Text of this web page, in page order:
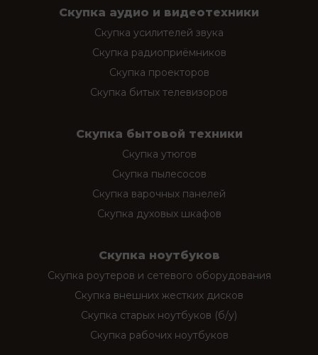
Скупка аудио и видеотехники
Скупка усилителей звука
Скупка радиоприёмников
Скупка проекторов
Скупка битых телевизоров
Скупка бытовой техники
Скупка утюгов
Скупка пылесосов
Скупка варочных панелей
Скупка духовых шкафов
Скупка ноутбуков
Скупка роутеров и сетевого оборудования
Скупка внешних жестких дисков
Скупка старых ноутбуков (б/у)
Скупка рабочих ноутбуков